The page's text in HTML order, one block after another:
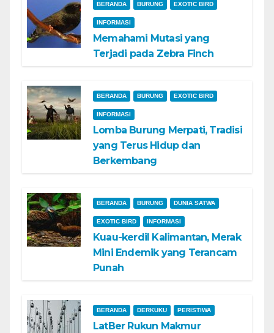
BERANDA BURUNG EXOTIC BIRD
INFORMASI
Memahami Mutasi yang
Terjadi pada Zebra Finch
BERANDA BURUNG EXOTIC BIRD
INFORMASI
Lomba Burung Merpati, Tradisi
yang Terus Hidup dan
Berkembang
BERANDA BURUNG DUNIA SATWA
EXOTIC BIRD INFORMASI
Kuau-kerdil Kalimantan, Merak
Mini Endemik yang Terancam
Punah
BERANDA DERKUKU PERISTIWA
LatBer Rukun Makmur